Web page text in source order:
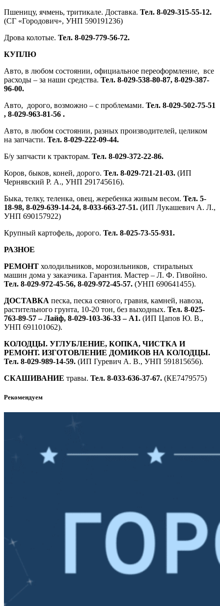
Пшеницу, ячмень, тритикале. Доставка. Тел. 8-029-315-55-12.
(СГ «Городович», УНП 590191236)
Дрова колотые. Тел. 8-029-779-56-72.
КУПЛЮ
Авто, в любом состоянии, официальное переоформление, все
расходы – за наши средства. Тел. 8-029-538-80-87, 8-029-387-
96-00.
Авто, дорого, возможно – с проблемами. Тел. 8-029-502-75-51
, 8-029-963-81-56 .
Авто, в любом состоянии, разных производителей, целиком
на запчасти. Тел. 8-029-222-09-44.
Б/у запчасти к тракторам. Тел. 8-029-372-22-86.
Коров, быков, коней, дорого. Тел. 8-029-721-21-03. (ИП
Чернявский Р. А., УНП 291745616).
Быка, телку, теленка, овец, жеребенка живым весом. Тел. 5-
18-98, 8-029-639-14-24, 8-033-663-27-51. (ИП Лукашевич А. Л.,
УНП 690157922)
Крупный картофель, дорого. Тел. 8-025-73-55-931.
РАЗНОЕ
РЕМОНТ холодильников, морозильников, стиральных
машин дома у заказчика. Гарантия. Мастер – Л. Ф. Гивойно.
Тел. 8-029-972-45-56, 8-029-972-45-57. (УНП 690641455).
ДОСТАВКА песка, песка сеяного, гравия, камней, навоза,
растительного грунта, 10-20 тон, без выходных. Тел. 8-025-
763-89-57 – Лайф, 8-029-103-36-33 – А1. (ИП Цапов Ю. В.,
УНП 691101062).
КОЛОДЦЫ. УГЛУБЛЕНИЕ, КОПКА, ЧИСТКА И
РЕМОНТ. ИЗГОТОВЛЕНИЕ ДОМИКОВ НА КОЛОДЦЫ.
Тел. 8-029-989-14-59. (ИП Гуревич А. В., УНП 591815656).
СКАШИВАНИЕ травы. Тел. 8-033-636-37-67. (КЕ7479575)
Рекомендуем